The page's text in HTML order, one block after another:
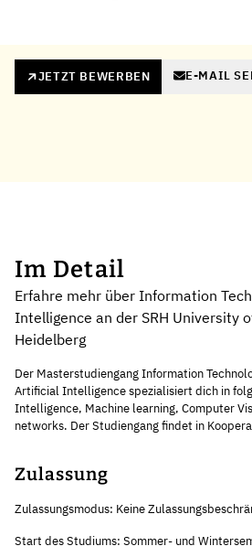
JETZT BEWERBEN E-MAIL
Im Detail
Erfahre mehr über Information
Intelligence an der SRH University
Heidelberg
Der Masterstudiengang Information
Artificial Intelligence spezialisiert dich in
Intelligence, Machine learning, Computer
networks. Der Studiengang findet in
Zulassung
Zulassungsmodus: Keine
Start des Studiums: Sommer- und